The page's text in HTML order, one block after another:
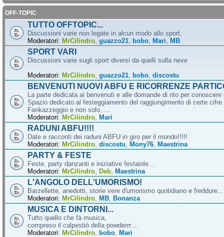
OFF-TOPIC
TUTTO OFFTOPIC...
Discussioni varie non legate in alcun modo allo sport,
Moderatori: MrCilindro guazzo21 bobo Mari MB
SPORT VARI
Discussioni varie sugli sport diversi da quelli sulla neve
Moderatori: MrCilindro guazzo21 bobo discostu
BENVENUTI NUOVI ABFU E RICORRENZE
La parte dedicata ai benvenuti e alle domande di rito per
Spazio dedicato al festeggiamento del raggiungimento di certe cifre
Fankazzeggio e non solo.....
Moderatori: MrCilindro Mari
RADUNI ABFU!!!!
Date e racconti dei raduni ABFU in giro per il mondo!!!!!
Moderatori: MrCilindro discostu Mony76 Maestrina
PARTY & FESTE
Feste, party danzanti e iniziative festaiole...
Moderatori: MrCilindro Deb Maestrina
L'ANGOLO DELL'UMORISMO!
Barzellette, anedotti, storie vere d'umorismo quotidiano e
Moderatori: MrCilindro MB Bonanza
MUSICA E DINTORNI...
Tutto quello che fà musica,
compreso il calpestiò della powderrr....
Moderatori: MrCilindro bobo Mari